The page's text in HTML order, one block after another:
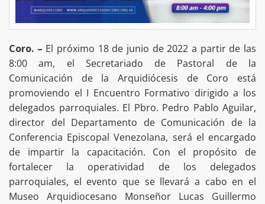
Coro. – El próximo 18 de junio de 2022 a partir de las
8:00 am, el Secretariado de Pastoral de la
Comunicación de la Arquidiócesis de Coro está
promoviendo el I Encuentro Formativo dirigido a los
delegados parroquiales. El Pbro. Pedro Pablo Aguilar,
director del Departamento de Comunicación de la
Conferencia Episcopal Venezolana, será el encargado
de impartir la capacitación. Con el propósito de
fortalecer la operatividad de los delegados
parroquiales, el evento que se llevará a cabo en el
Museo Arquidiocesano Monseñor Lucas Guillermo